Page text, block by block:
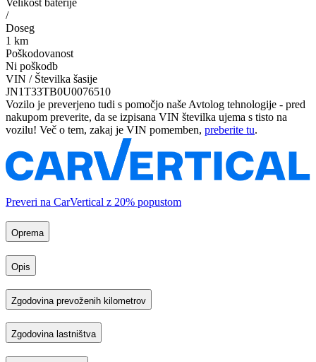
/
Doseg
1 km
Poškodovanost
Ni poškodb
VIN / Številka šasije
JN1T33TB0U0076510
Vozilo je preverjeno tudi s pomočjo naše Avtolog tehnologije - pred
nakupom preverite, da se izpisana VIN številka ujema s tisto na
vozilu! Več o tem, zakaj je VIN pomemben, preberite tu.
Preveri na CarVertical z 20% popustom
Oprema
Opis
Zgodovina prevoženih kilometrov
Zgodovina lastništva